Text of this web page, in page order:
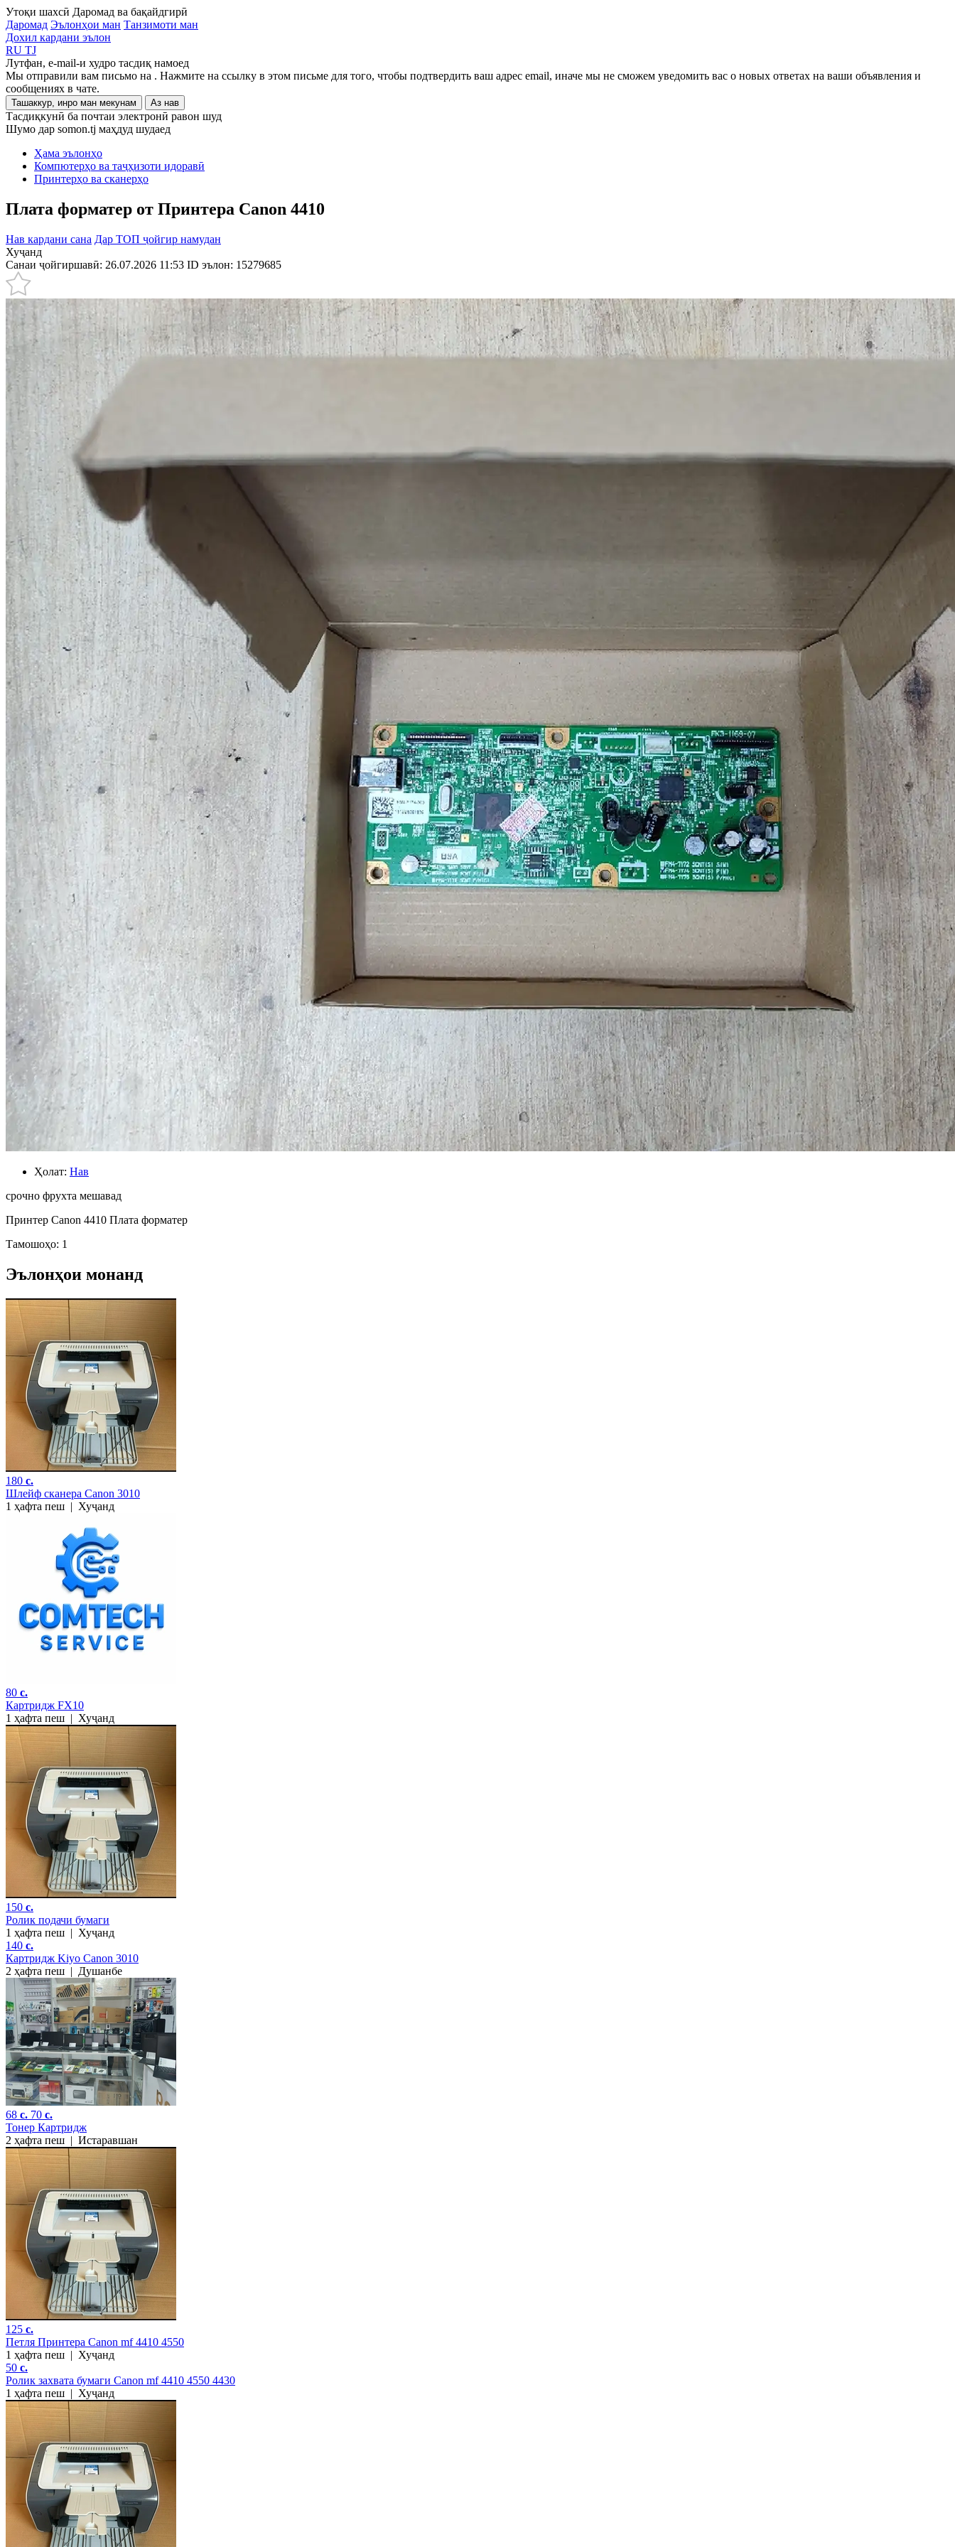
Утоқи шахсӣ Даромад ва бақайдгирӣ
Даромад Эълонҳои ман Танзимоти ман
Дохил кардани эълон
RU TJ
Лутфан, e-mail-и худро тасдиқ намоед
Мы отправили вам письмо на . Нажмите на ссылку в этом письме для того, чтобы подтвердить ваш адрес email, иначе мы не сможем уведомить вас о новых ответах на ваши объявления и
сообщениях в чате.
Ташаккур, инро ман мекунам Аз нав
Тасдиқкунӣ ба почтаи электронӣ равон шуд
Шумо дар somon.tj маҳдуд шудаед
Ҳама эълонҳо
Компютерҳо ва таҷҳизоти идоравӣ
Принтерҳо ва сканерҳо
Плата форматер от Принтера Canon 4410
Нав кардани сана Дар ТОП ҷойгир намудан
Хуҷанд
Санаи ҷойгиршавӣ: 26.07.2026 11:53 ID эълон: 15279685
Ҳолат: Нав
срочно фрухта мешавад
Принтер Canon 4410 Плата форматер
Тамошоҳо: 1
Эълонҳои монанд
180 c.
Шлейф сканера Canon 3010
1 ҳафта пеш | Хуҷанд
80 c.
Картридж FX10
1 ҳафта пеш | Хуҷанд
150 c.
Ролик подачи бумаги
1 ҳафта пеш | Хуҷанд
140 c.
Картридж Kiyo Canon 3010
2 ҳафта пеш | Душанбе
68 c. 70 c.
Тонер Картридж
2 ҳафта пеш | Истаравшан
125 c.
Петля Принтера Canon mf 4410 4550
1 ҳафта пеш | Хуҷанд
50 c.
Ролик захвата бумаги Canon mf 4410 4550 4430
1 ҳафта пеш | Хуҷанд